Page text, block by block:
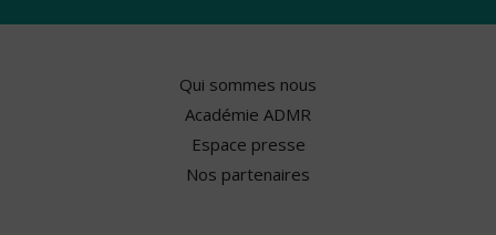
Qui sommes nous
Académie ADMR
Espace presse
Nos partenaires